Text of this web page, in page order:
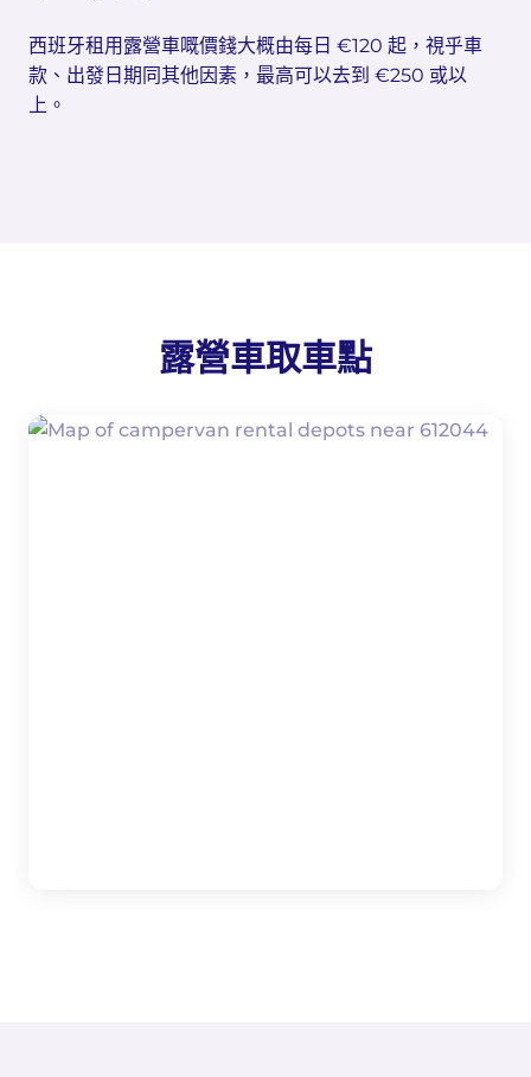
西班牙租用露營車嘅價錢大概由每日 €120 起，視乎車
款、出發日期同其他因素，最高可以去到 €250 或以
上。
露營車取車點